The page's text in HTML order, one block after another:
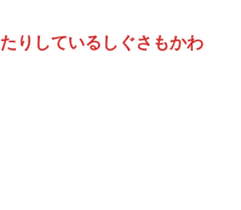
りしているしぐさもかわ